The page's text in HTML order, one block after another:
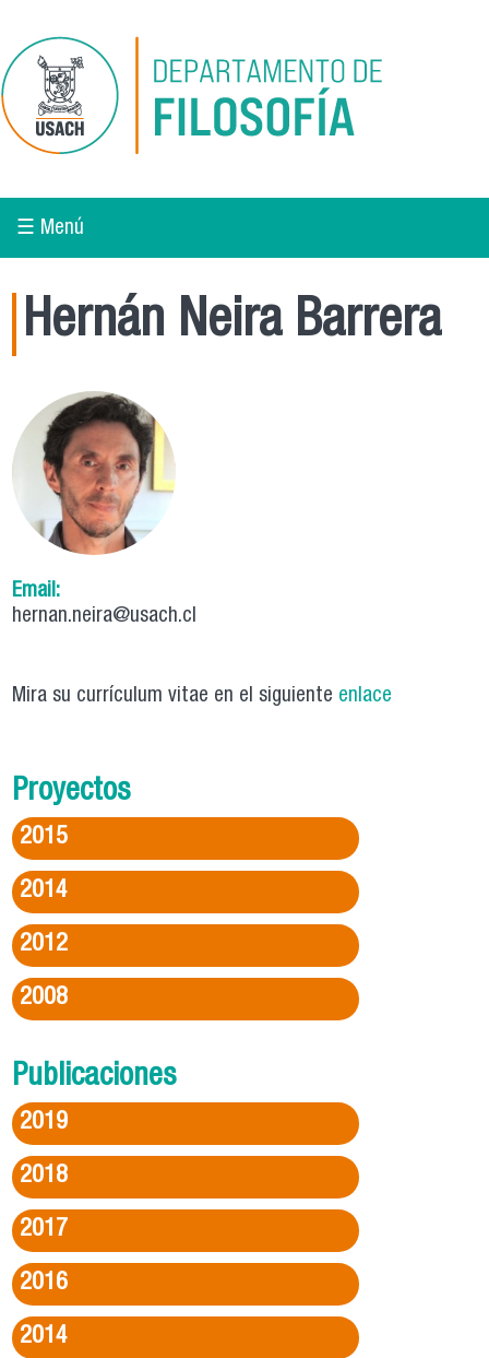
☰ Menú
Hernán Neira Barrera
Email:
hernan.neira@usach.cl
Mira su currículum vitae en el siguiente enlace
Proyectos
2015
2014
2012
2008
Publicaciones
2019
2018
2017
2016
2014